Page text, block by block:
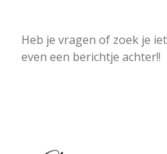
Heb je vragen of zoek je
even een berichtje achter!!